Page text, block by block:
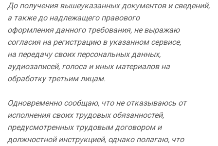
До получения вышеуказанных документов и сведений,
а также до надлежащего правового
оформления данного требования, не выражаю
согласия на регистрацию в указанном сервисе,
на передачу своих персональных данных,
аудиозаписей, голоса и иных материалов на
обработку третьим лицам.
Одновременно сообщаю, что не отказываюсь от
исполнения своих трудовых обязанностей,
предусмотренных трудовым договором и
должностной инструкцией, однако полагаю, что